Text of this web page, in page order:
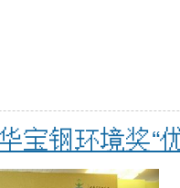
宝钢环境奖“